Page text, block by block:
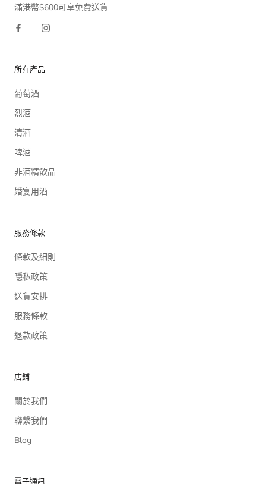
滿港幣$600可享免費送貨
所有產品
葡萄酒
烈酒
清酒
啤酒
非酒精飲品
婚宴用酒
服務條款
條款及細則
隱私政策
送貨安排
服務條款
退款政策
店鋪
關於我們
聯繫我們
Blog
電子通訊